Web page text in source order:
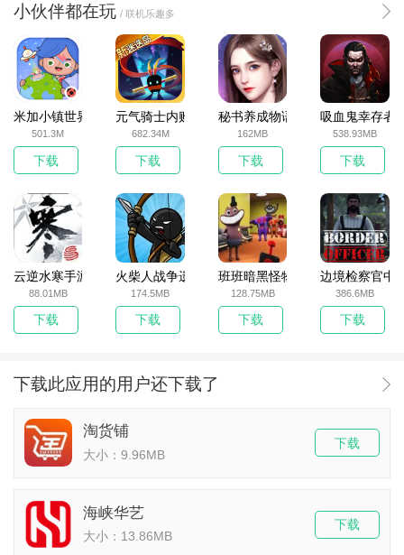
小伙伴都在玩 / 联机乐趣多
米加小镇世界2025官方版
501.3M
下载
元气骑士内购破解版
682.34M
下载
秘书养成物语
162MB
下载
吸血鬼幸存者
538.93MB
下载
云逆水寒手游
88.01MB
下载
火柴人战争遗产无敌版
174.5MB
下载
班班暗黑怪物生存挑战5
128.75MB
下载
边境检察官中
386.6MB
下载
下载此应用的用户还下载了
淘货铺
大小：9.96MB
下载
海峡华艺
大小：13.86MB
下载